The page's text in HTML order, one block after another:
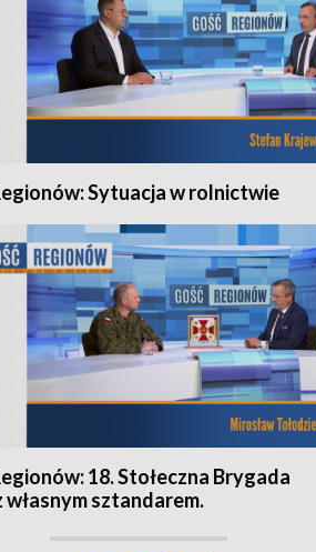
Sytuacja w rolnictwie
18. Stołeczna Brygada
własnym sztandarem.